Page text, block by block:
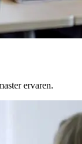
ervaren.